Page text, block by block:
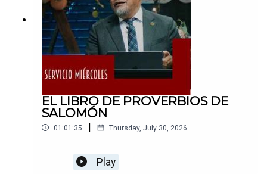
EL LIBRO DE PROVERBIOS DE
SALOMÓN
01:01:35 | Thursday, July 30, 2026
Play